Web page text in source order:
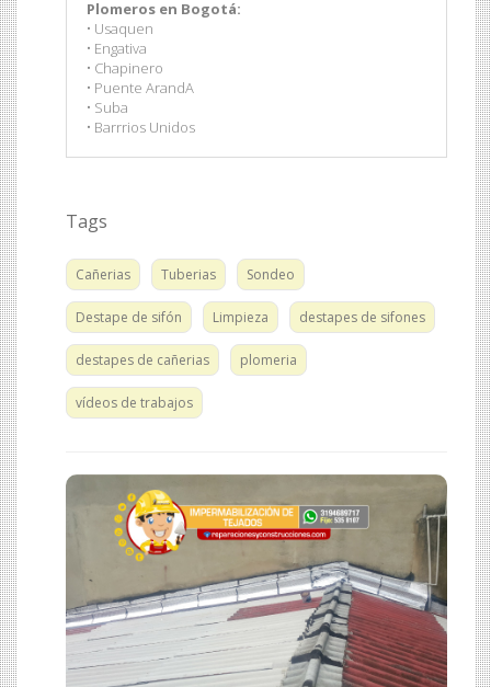
Plomeros en Bogotá:
• Usaquen
• Engativa
• Chapinero
• Puente ArandA
• Suba
• Barrrios Unidos
Tags
Cañerias Tuberias Sondeo
Destape de sifón Limpieza destapes de sifones
destapes de cañerias plomeria
vídeos de trabajos